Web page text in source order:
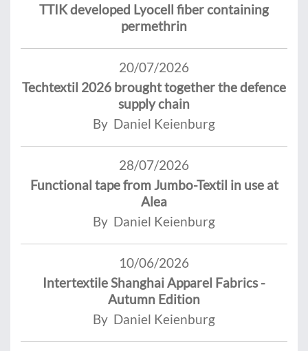
TTIK developed Lyocell fiber containing
permethrin
20/07/2026
Techtextil 2026 brought together the defence
supply chain
By Daniel Keienburg
28/07/2026
Functional tape from Jumbo-Textil in use at
Alea
By Daniel Keienburg
10/06/2026
Intertextile Shanghai Apparel Fabrics -
Autumn Edition
By Daniel Keienburg